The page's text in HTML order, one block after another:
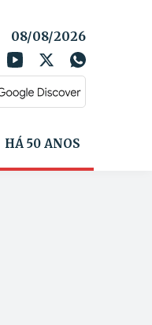
08/08/2026
HÁ 50 ANOS